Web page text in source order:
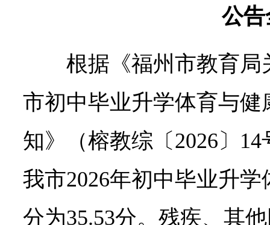
公
根据《福州市教育局
市初中毕业升学体育与
知》（榕教综〔2026〕
我市2026年初中毕业升
分为35.53分。残疾、其